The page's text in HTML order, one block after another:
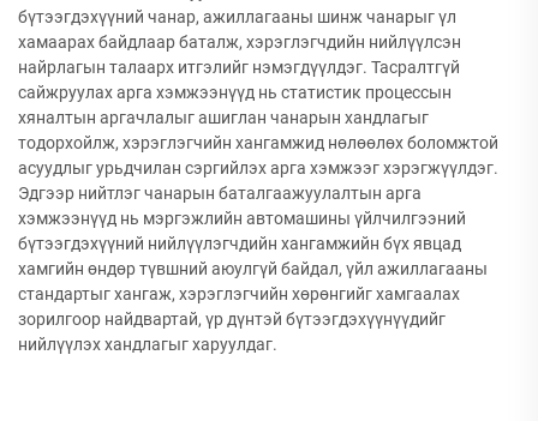
бүтээгдэхүүний чанар, ажиллагааны шинж чанарыг үл
хамаарах байдлаар баталж, хэрэглэгчдийн нийлүүлсэн
найрлагын талаарх итгэлийг нэмэгдүүлдэг. Тасралтгүй
сайжруулах арга хэмжээнүүд нь статистик процессын
хяналтын аргачлалыг ашиглан чанарын хандлагыг
тодорхойлж, хэрэглэгчийн хангамжид нөлөөлөх боломжтой
асуудлыг урьдчилан сэргийлэх арга хэмжээг хэрэгжүүлдэг.
Эдгээр нийтлэг чанарын баталгаажуулалтын арга
хэмжээнүүд нь мэргэжлийн автомашины үйлчилгээний
бүтээгдэхүүний нийлүүлэгчдийн хангамжийн бүх явцад
хамгийн өндөр түвшний аюулгүй байдал, үйл ажиллагааны
стандартыг хангаж, хэрэглэгчийн хөрөнгийг хамгаалах
зорилгоор найдвартай, үр дүнтэй бүтээгдэхүүнүүдийг
нийлүүлэх хандлагыг харуулдаг.